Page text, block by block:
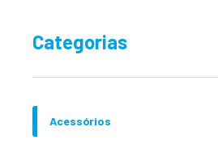
Categorias
Acessórios